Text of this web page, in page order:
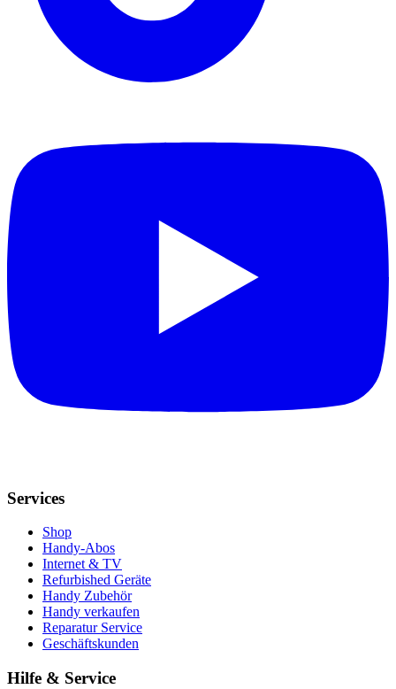
Services
Shop
Handy-Abos
Internet & TV
Refurbished Geräte
Handy Zubehör
Handy verkaufen
Reparatur Service
Geschäftskunden
Hilfe & Service